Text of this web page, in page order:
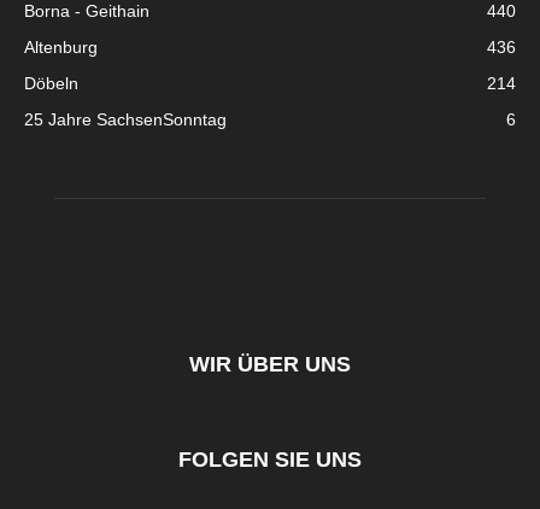
Borna - Geithain
440
Altenburg
436
Döbeln
214
25 Jahre SachsenSonntag
6
WIR ÜBER UNS
FOLGEN SIE UNS